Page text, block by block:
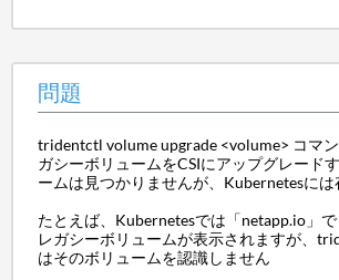
問題
tridentctl volume upgrade <volume> コマ
ガシーボリュームをCSIにアップグレード
ームは見つかりませんが、Kubernetesには
たとえば、Kubernetesでは「netapp.io」
レガシーボリュームが表示されますが、
はそのボリュームを認識しません